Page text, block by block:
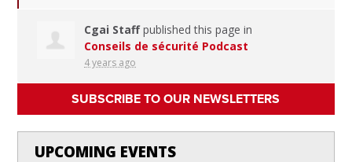
Cgai Staffpublished this page in
Conseils de sécurité Podcast
4 years ago
SUBSCRIBE TO OUR NEWSLETTERS
UPCOMING EVENTS